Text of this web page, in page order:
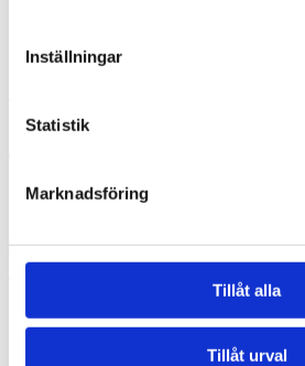
Inställningar
Statistik
Marknadsföring
Tillåt alla
Tillåt urval
Tengbom Malmökontor i Malmö. Foto:
Footer